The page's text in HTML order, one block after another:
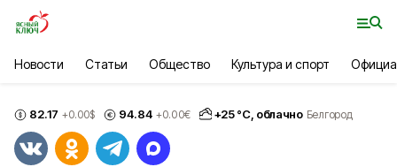
Новости Статьи Общество Культура и спорт
82.17 +0.00$ 94.84 +0.00€ +25°С, облачно Белгород